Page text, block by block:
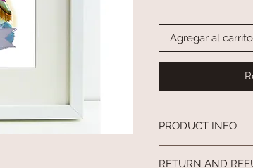
Agregar al carrito
PRODUCT INFO
information about
RETURN AND